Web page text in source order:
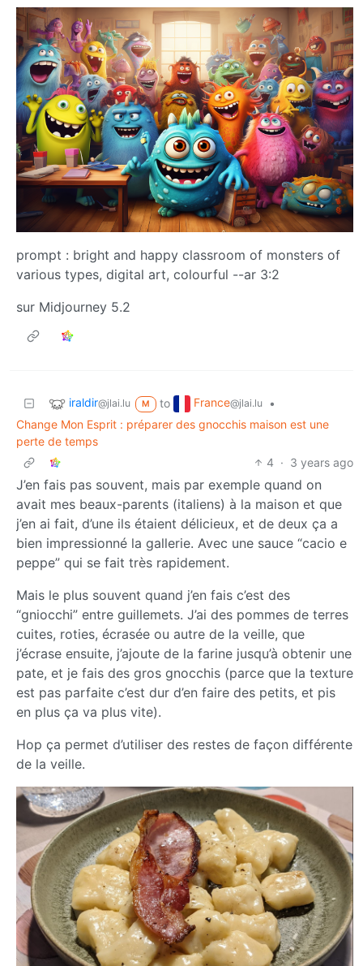
prompt : bright and happy classroom of monsters of
various types, digital art, colourful --ar 3:2
sur Midjourney 5.2
iraldir@jlai.lu M to France@jlai.lu
•
Change Mon Esprit : préparer des gnocchis maison est une
perte de temps
4 · 3 years ago
J’en fais pas souvent, mais par exemple quand on
avait mes beaux-parents (italiens) à la maison et que
j’en ai fait, d’une ils étaient délicieux, et de deux ça a
bien impressionné la gallerie. Avec une sauce “cacio e
peppe” qui se fait très rapidement.
Mais le plus souvent quand j’en fais c’est des
“gniocchi” entre guillemets. J’ai des pommes de terres
cuites, roties, écrasée ou autre de la veille, que
j’écrase ensuite, j’ajoute de la farine jusqu’à obtenir une
pate, et je fais des gros gnocchis (parce que la texture
est pas parfaite c’est dur d’en faire des petits, et pis
en plus ça va plus vite).
Hop ça permet d’utiliser des restes de façon différente
de la veille.